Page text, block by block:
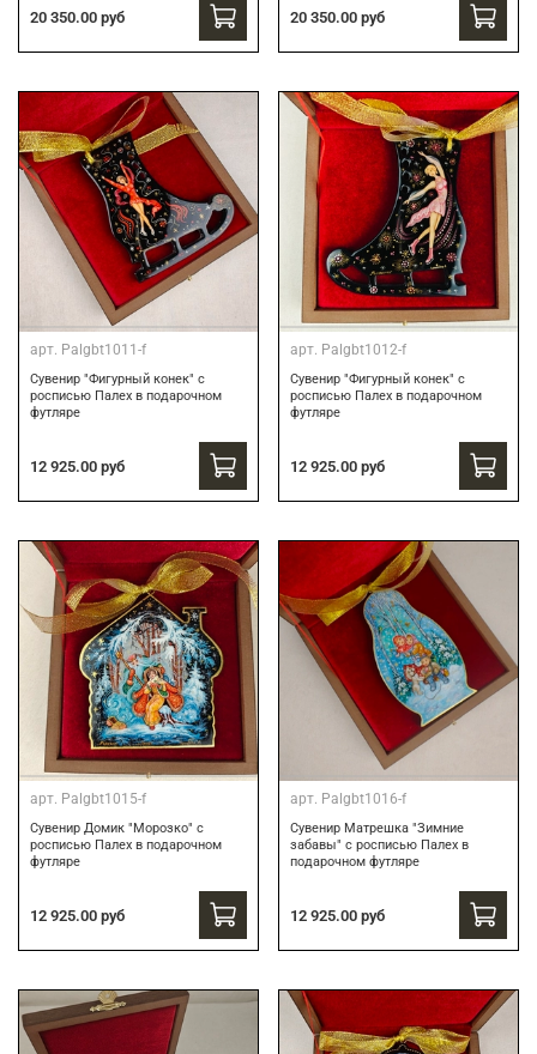
20 350.00 руб 20 350.00 руб
арт. Palgbt1011-f
Сувенир "Фигурный конек" с
росписью Палех в подарочном
футляре
12 925.00 руб
арт. Palgbt1012-f
Сувенир "Фигурный конек" с
росписью Палех в подарочном
футляре
12 925.00 руб
арт. Palgbt1015-f
Сувенир Домик "Морозко" с
росписью Палех в подарочном
футляре
12 925.00 руб
арт. Palgbt1016-f
Сувенир Матрешка "Зимние
забавы" с росписью Палех в
подарочном футляре
12 925.00 руб